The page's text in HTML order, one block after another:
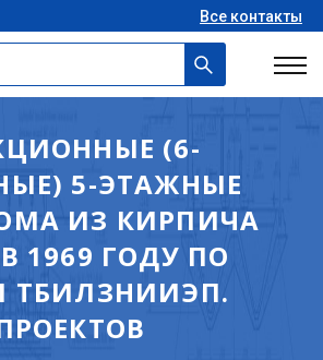
Все контакты
(6-
5-ЭТАЖНЫЕ
ИЗ КИРПИЧА
1969 ГОДУ ПО
ТБИЛЗНИИЭП.